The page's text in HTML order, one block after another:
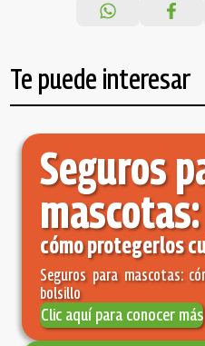
Te puede interesar
Seguros
mascotas:
cómo protegerlos
Seguros para mascotas:
bolsillo
Clic aquí para conocer más